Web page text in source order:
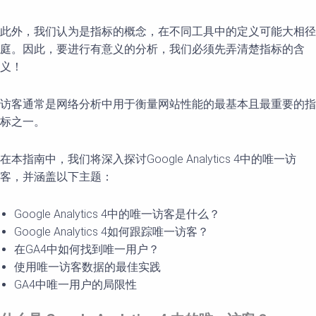
此外，我们认为是指标的概念，在不同工具中的定义可能大相径
庭。因此，要进行有意义的分析，我们必须先弄清楚指标的含
义！
访客通常是网络分析中用于衡量网站性能的最基本且最重要的指
标之一。
在本指南中，我们将深入探讨Google Analytics 4中的唯一访
客，并涵盖以下主题：
Google Analytics 4中的唯一访客是什么？
Google Analytics 4如何跟踪唯一访客？
在GA4中如何找到唯一用户？
使用唯一访客数据的最佳实践
GA4中唯一用户的局限性